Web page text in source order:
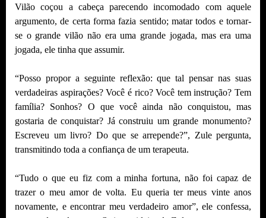
Vilão coçou a cabeça parecendo incomodado com aquele
argumento, de certa forma fazia sentido; matar todos e tornar-
se o grande vilão não era uma grande jogada, mas era uma
jogada, ele tinha que assumir.
“Posso propor a seguinte reflexão: que tal pensar nas suas
verdadeiras aspirações? Você é rico? Você tem instrução? Tem
família? Sonhos? O que você ainda não conquistou, mas
gostaria de conquistar? Já construiu um grande monumento?
Escreveu um livro? Do que se arrepende?”, Zule pergunta,
transmitindo toda a confiança de um terapeuta.
“Tudo o que eu fiz com a minha fortuna, não foi capaz de
trazer o meu amor de volta. Eu queria ter meus vinte anos
novamente, e encontrar meu verdadeiro amor”, ele confessa,